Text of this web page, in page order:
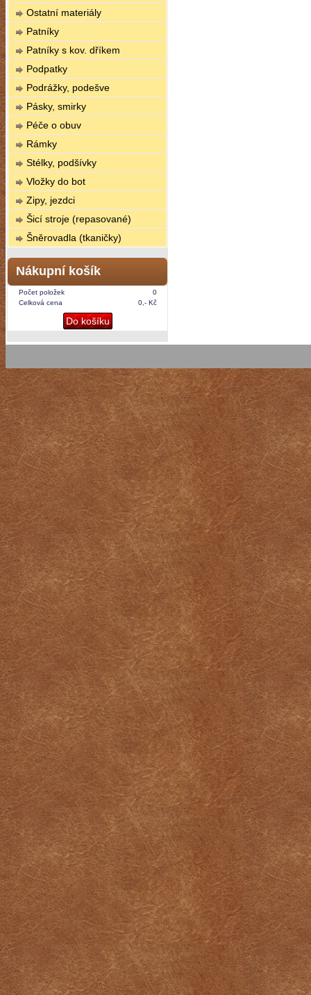
Ostatní materiály
Patníky
Patníky s kov. dříkem
Podpatky
Podrážky, podešve
Pásky, smirky
Péče o obuv
Rámky
Stélky, podšívky
Vložky do bot
Zipy, jezdci
Šicí stroje (repasované)
Šněrovadla (tkaničky)
Nákupní košík
Počet položek
0
Celková cena
0,- Kč
Do košíku